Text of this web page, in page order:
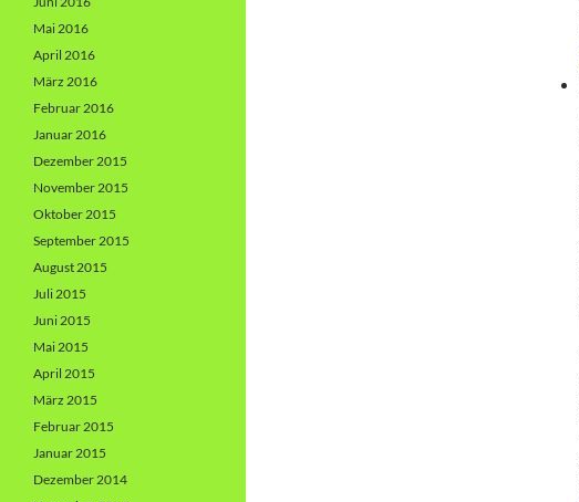
Mai 2016
April 2016
März 2016
Februar 2016
Januar 2016
Dezember 2015
November 2015
Oktober 2015
September 2015
August 2015
Juli 2015
Juni 2015
Mai 2015
April 2015
März 2015
Februar 2015
Januar 2015
Dezember 2014